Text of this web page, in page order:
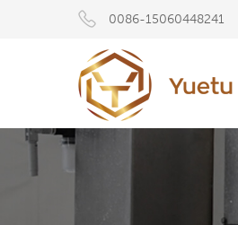
0086-15060448241